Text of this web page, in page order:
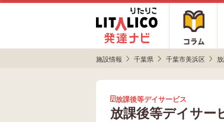
施設情報 千葉県 千葉市美浜区
放課後等デイサービス
放課後等デイサ